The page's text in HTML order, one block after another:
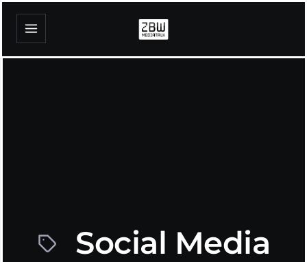
Social Media